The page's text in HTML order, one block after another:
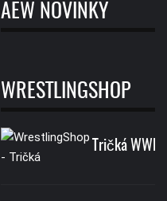
AEW NOVINKY
WRESTLINGSHOP
Tričká WWE